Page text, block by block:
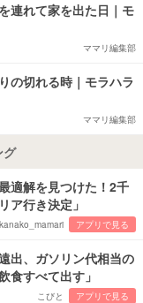
連れて家を出た日｜モ
ママリ編集部
の切れる時｜モラハラ
ママリ編集部
グ
適解を見つけた！2千
ア行き決定」
kanako_mamari アプリで見る
出、ガソリン代相当の
食すべて出す」
こびと アプリで見る